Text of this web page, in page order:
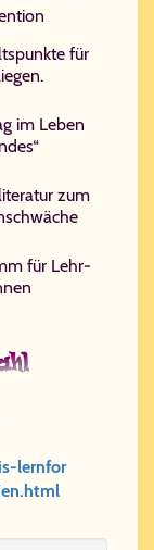
für
im Le­ben
zum
für Lehr­
lern​for​